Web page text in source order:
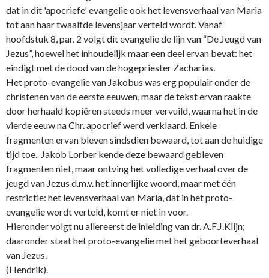
dat in dit 'apocriefe' evangelie ook het levensverhaal van Maria
tot aan haar twaalfde levensjaar verteld wordt. Vanaf
hoofdstuk 8, par. 2 volgt dit evangelie de lijn van “De Jeugd van
Jezus”, hoewel het inhoudelijk maar een deel ervan bevat: het
eindigt met de dood van de hogepriester Zacharias.
Het proto-evangelie van Jakobus was erg populair o­nder de
christenen van de eerste eeuwen, maar de tekst ervan raakte
door herhaald kopiëren steeds meer vervuild, waarna het in de
vierde eeuw na Chr. apocrief werd verklaard. Enkele
fragmenten ervan bleven sindsdien bewaard, tot aan de huidige
tijd toe. Jakob Lorber kende deze bewaard gebleven
fragmenten niet, maar o­ntving het volledige verhaal over de
jeugd van Jezus d.m.v. het innerlijke woord, maar met één
restrictie: het levensverhaal van Maria, dat in het proto-
evangelie wordt verteld, komt er niet in voor.
Hieronder volgt nu allereerst de inleiding van dr. A.F.J.Klijn;
daaronder staat het proto-evangelie met het geboorteverhaal
van Jezus.
(Hendrik).